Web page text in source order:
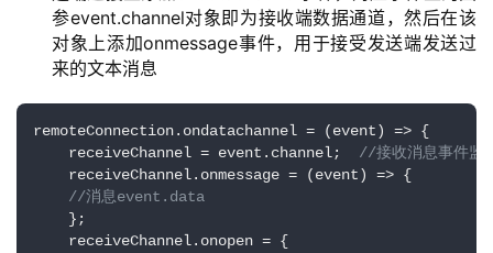
参event.channel对象即为接收端数据通道，然后在该
对象上添加onmessage事件，用于接受发送端发送过
来的文本消息
remoteConnection. ondatachannel = (event) => {
    receiveChannel = event.
channel; //接收消息事件
    receiveChannel.
onmessage = (event) => {
//消息event.data
    };
    receiveChannel.
onopen = {